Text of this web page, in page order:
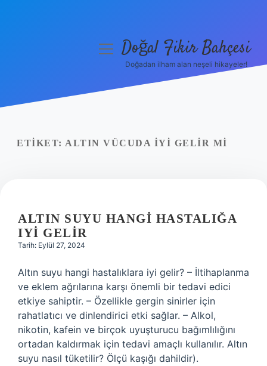
Yasal Uyarı
menüyüDoğal Fikir Bahçesi
Doğadan ilham alan neşeli hikayeler!
ETIKET: ALTIN VÜCUDA IYI GELIR MI
ALTIN SUYU HANGI HASTALIĞA
IYI GELIR
Tarih: Eylül 27, 2024
Altın suyu hangi hastalıklara iyi gelir? – İltihaplanma
ve eklem ağrılarına karşı önemli bir tedavi edici
etkiye sahiptir. – Özellikle gergin sinirler için
rahatlatıcı ve dinlendirici etki sağlar. – Alkol,
nikotin, kafein ve birçok uyuşturucu bağımlılığını
ortadan kaldırmak için tedavi amaçlı kullanılır. Altın
suyu nasıl tüketilir? Ölçü kaşığı dahildir).